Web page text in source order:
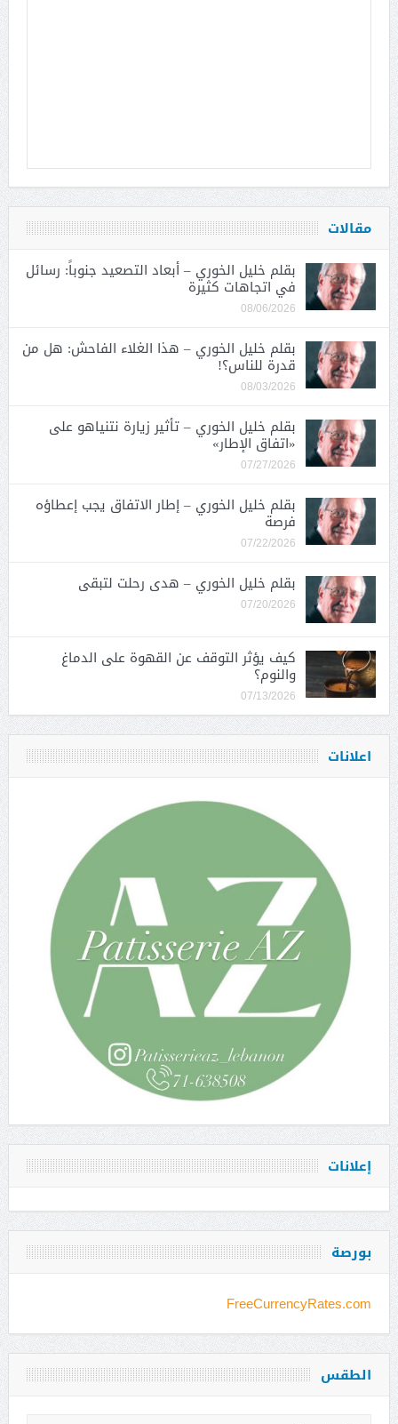
مقالات
بقلم خليل الخوري – أبعاد التصعيد جنوباً: رسائل
في اتجاهات كثيرة
08/06/2026
بقلم خليل الخوري – هذا الغلاء الفاحش: هل من
قدرة للناس؟!
08/03/2026
بقلم خليل الخوري – تأثير زيارة نتنياهو على
«اتفاق الإطار»
07/27/2026
بقلم خليل الخوري – إطار الاتفاق يجب إعطاؤه
فرصة
07/22/2026
بقلم خليل الخوري – هدى رحلت لتبقى
07/20/2026
كيف يؤثر التوقف عن القهوة على الدماغ
والنوم؟
07/13/2026
اعلانات
إعلانات
بورصة
FreeCurrencyRates.com
الطقس